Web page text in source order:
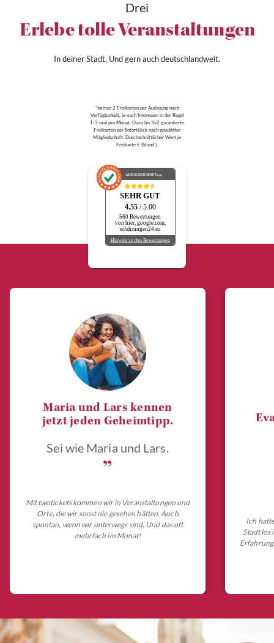
Drei
Erlebe tolle Veranstaltungen
In deiner Stadt. Und gern auch deutschlandweit.
*Immer 2 Freikarten per Auslosung nach
Verfügbarkeit, je nach Interessen in der Regel
1-3 mal pro Monat. Dazu bis 3x2 garantierte
Freikarten per Sofortklick nach gewählter
Mitgliedschaft. Durchschnittlicher Wert je
Freikarte € (Stand ).
AUSGEZEICHNET.org
SEHR GUT
4.55 / 5.00
560 Bewertungen
von hier, google.com,
erfahrungen24.eu
Hinweis zu den Bewertungen
Maria und Lars kennen
jetzt jeden Geheimtipp.
Sei wie Maria und Lars.
„
Mit twotickets kommen wir in Veranstaltungen und
Orte, die wir sonst nie gesehen hätten. Auch
spontan, wenn wir unterwegs sind. Und das oft
mehrfach im Monat!
Ich
Stadt los